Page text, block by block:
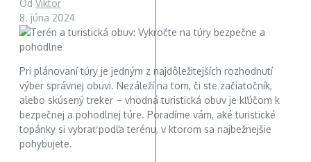
Od Viktor
8. júna 2024
Pri plánovaní túry je jedným z najdôležitejších rozhodnutí
výber správnej obuvi. Nezáleží na tom, či ste začiatočník,
alebo skúsený treker – vhodná turistická obuv je kľúčom k
bezpečnej a pohodlnej túre. Poradíme vám, aké turistické
topánky si vybrať podľa terénu, v ktorom sa najbežnejšie
pohybujete.